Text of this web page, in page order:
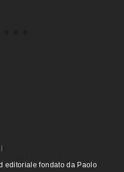
editoriale fondato da Paolo